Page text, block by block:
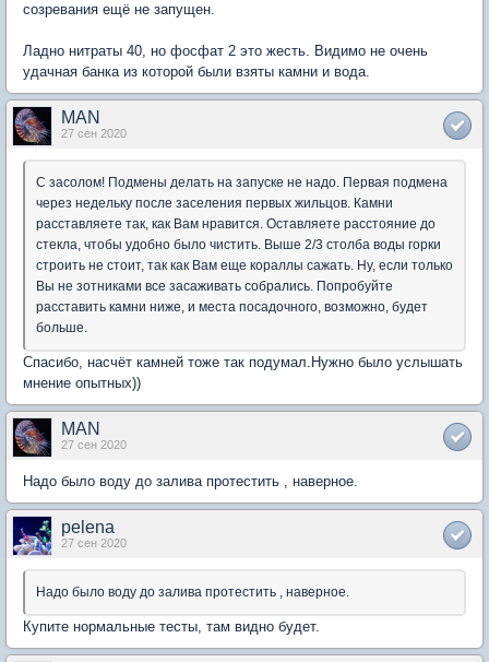
созревания ещё не запущен.
Ладно нитраты 40, но фосфат 2 это жесть. Видимо не очень
удачная банка из которой были взяты камни и вода.
MAN
27 сен 2020
С засолом! Подмены делать на запуске не надо. Первая подмена
через недельку после заселения первых жильцов. Камни
расставляете так, как Вам нравится. Оставляете расстояние до
стекла, чтобы удобно было чистить. Выше 2/3 столба воды горки
строить не стоит, так как Вам еще кораллы сажать. Ну, если только
Вы не зотниками все засаживать собрались. Попробуйте
расставить камни ниже, и места посадочного, возможно, будет
больше.
Спасибо, насчёт камней тоже так подумал.Нужно было услышать
мнение опытных))
MAN
27 сен 2020
Надо было воду до залива протестить , наверное.
pelena
27 сен 2020
Надо было воду до залива протестить , наверное.
Купите нормальные тесты, там видно будет.